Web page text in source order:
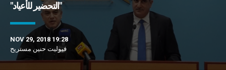
"التحضير للأعياد"
NOV 29, 2018 19:28
فيوليت حنين مستريح